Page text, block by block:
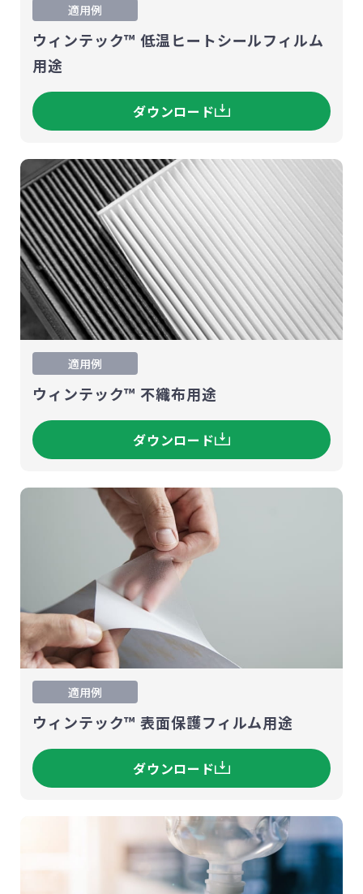
適用例
ウィンテック™ 低温ヒートシールフィルム
用途
ダウンロード
適用例
ウィンテック™ 不織布用途
ダウンロード
適用例
ウィンテック™ 表面保護フィルム用途
ダウンロード